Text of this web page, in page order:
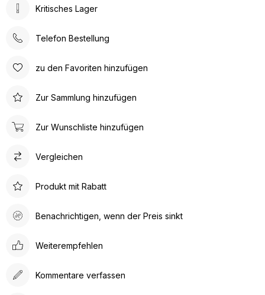
Kritisches Lager
Telefon Bestellung
zu den Favoriten hinzufügen
Zur Sammlung hinzufügen
Zur Wunschliste hinzufügen
Vergleichen
Produkt mit Rabatt
Benachrichtigen, wenn der Preis sinkt
Weiterempfehlen
Kommentare verfassen